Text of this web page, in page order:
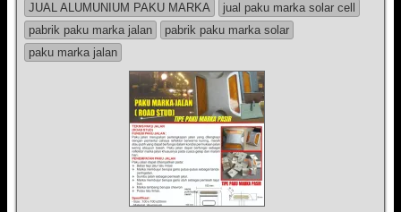
JUAL ALUMUNIUM PAKU MARKA
jual paku marka solar cell
pabrik paku marka jalan
pabrik paku marka solar
paku marka jalan